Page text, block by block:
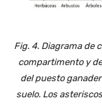
Fig. 4. Diagrama de
compartimento y
del puesto
suelo. Los